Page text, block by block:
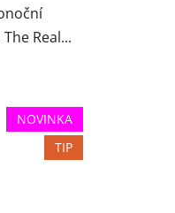
Real...
NOVINKA
TIP